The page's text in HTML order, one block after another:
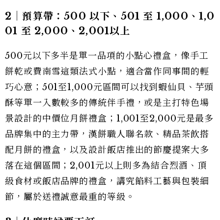
2｜預算帶：500 以下、501 至 1,000、1,0
01 至 2,000、2,001以上
500元以下多半是單一品項的小點心禮盒，像手工
餅乾或費南雪這類法式小點，適合當作同事間的輕
巧心意；501至1,000元區間可以找到蝦仙貝、芋頭
酥等單一入數較多的傳統伴手禮，或是主打特色場
景設計的中價位月餅禮盒；1,001至2,000元是最多
品牌集中的主力帶，漢餅職人聯名款、精品茶飲搭
配月餅的禮盒，以及設計飯店推出的節慶提案大多
落在這個區間；2,001元以上則多為結合烈酒、頂
級食材或飯店品牌的禮盒，講究餡料工藝與包裝細
節，屬於送禮誠意最重的等級。